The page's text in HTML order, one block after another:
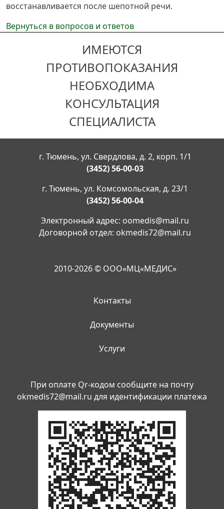
восстанавливается после шепотной речи.
Вернуться в вопросов и ответов
ИМЕЮТСЯ
ПРОТИВОПОКАЗАНИЯ
НЕОБХОДИМА
КОНСУЛЬТАЦИЯ
СПЕЦИАЛИСТА
г. Тюмень, ул. Свердлова, д. 2, корп. 1/1
(3452) 56-00-03
г. Тюмень, ул. Комсомольская, д. 23/1
(3452) 56-00-04
Электронный адрес: oomedis@mail.ru
Договорной отдел: okmedis72@mail.ru
2010-2026 © ООО«МЦ«МЕДИС»
Контакты
Документы
Услуги
При оплате Qr-кодом сообщите на почту
okmedis72@mail.ru для идентификации платежа